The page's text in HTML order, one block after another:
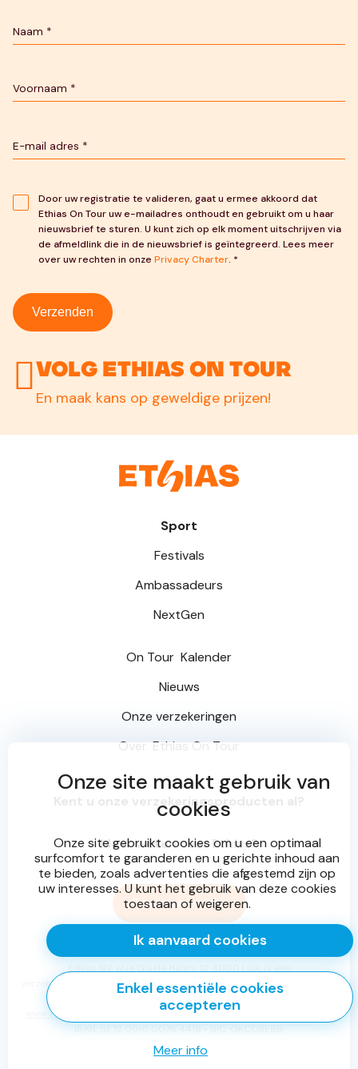
Door uw registratie te valideren, gaat u ermee akkoord dat
Ethias On Tour uw e-mailadres onthoudt en gebruikt om u haar
nieuwsbrief te sturen. U kunt zich op elk moment uitschrijven via
de afmeldlink die in de nieuwsbrief is geïntegreerd. Lees meer
over uw rechten in onze Privacy Charter. *
Verzenden
Volg Ethias On Tour
En maak kans op geweldige prijzen!
Sport
Festivals
Ambassadeurs
NextGen
On Tour Kalender
Nieuws
Onze verzekeringen
Over
Ethias On Tour
Kent u onze verzekeringsproducten al?
Meer weten over Ethias?
Doe mee en win
verzekeringsmaatschappij toegelaten in België onder het nr. 0196 en
onderworpen aan het Belgisch Recht.
www.ethias.be
info@ethias.be• RPR Luik BTW BE 0404.484.654 -
IBAN: BE72 0910 0078 4416 • BIC: GKCCBEBB.
Onze site maakt gebruik van
cookies
Onze site gebruikt cookies om u een optimaal
surfcomfort te garanderen en u gerichte inhoud aan
te bieden, zoals advertenties die afgestemd zijn op
uw interesses. U kunt het gebruik van deze cookies
toestaan of weigeren.
Ik aanvaard cookies
Enkel essentiële cookies
accepteren
Meer info